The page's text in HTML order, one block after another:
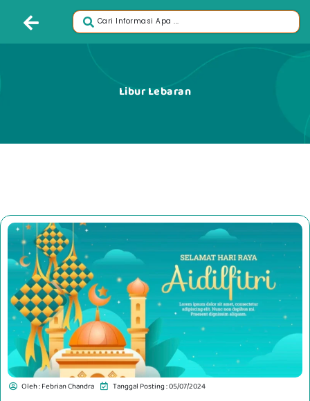
Libur Lebaran
Oleh : Febrian Chandra Tanggal Posting : 05/07/2024